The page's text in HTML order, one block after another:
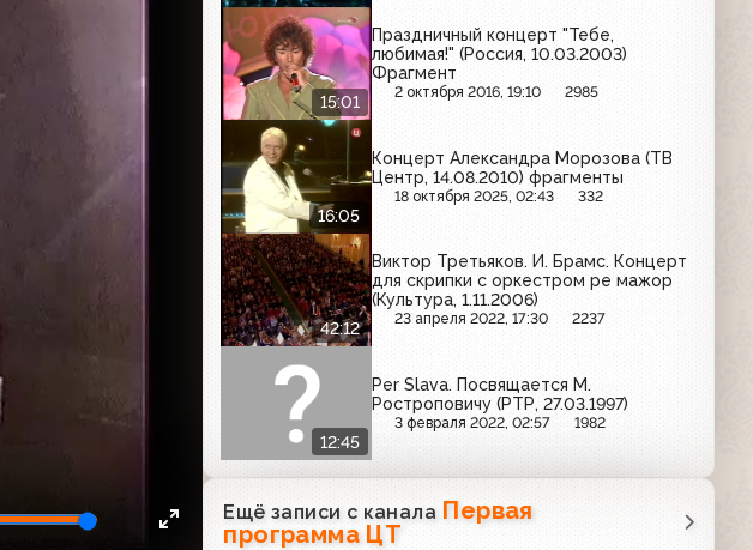
15:01
Праздничный концерт "Тебе,
любимая!" (Россия, 10.03.2003)
Фрагмент
2 октября 2016, 19:10 2985
16:05
Концерт Александра Морозова (ТВ
Центр, 14.08.2010) фрагменты
18 октября 2025, 02:43 332
42:12
Виктор Третьяков. И. Брамс. Концерт
для скрипки с оркестром ре мажор
(Культура, 1.11.2006)
23 апреля 2022, 17:30 2237
12:45
Per Slava. Посвящается М.
Ростроповичу (РТР, 27.03.1997)
3 февраля 2022, 02:57 1982
Ещё записи с канала Первая
программа ЦТ